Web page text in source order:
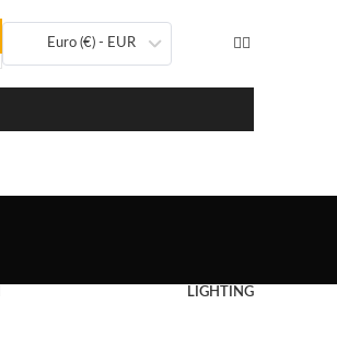
Euro (€) - EUR
LIGHTING